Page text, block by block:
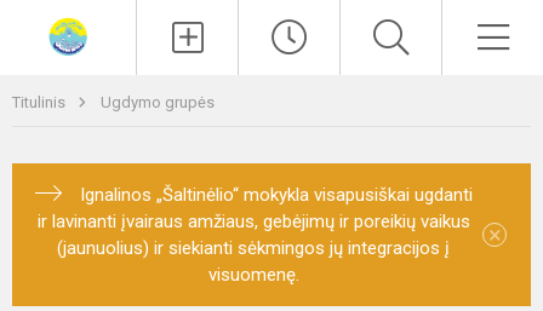
Titulinis Ugdymo grupės
Ignalinos „Šaltinėlio“ mokykla visapusiškai ugdanti
ir lavinanti įvairaus amžiaus, gebėjimų ir poreikių vaikus
(jaunuolius) ir siekianti sėkmingos jų integracijos į
visuomenę.
×